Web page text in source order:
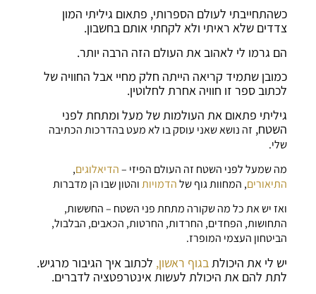
כשהתחייבתי לעולם הספרותי, פתאום גיליתי המון
צדדים שלא ראיתי ולא לקחתי אותם בחשבון.
הם גרמו לי לאהוב את העולם הזה הרבה יותר.
כמובן שתמיד קריאה הייתה חלק מחיי אבל החוויה של
לכתוב ספר זו חוויה אחרת לחלוטין.
גיליתי פתאום את העולמות של מעל ומתחת לפני
השטח, זה נושא שאני עוסק בו לא מעט בהדרכות הכתיבה
שלי.
מה שמעל לפני השטח זה העולם הפיזי –הדיאלוגים,
התיאורים, המחוות גוף שלהדמויותוהטון שבו הן מדברות
ואז יש את כל מה שקורה מתחת פני השטח – החששות,
התחושות, הפחדים, החרדות, החרטות, הכאבים, הבלבול,
הביטחון העצמי המופרז.
יש לי את היכולתבגוף ראשון, לכתוב איך הגיבור מרגיש.
לתת להם את היכולת לעשות אינטרפטציה לדברים.